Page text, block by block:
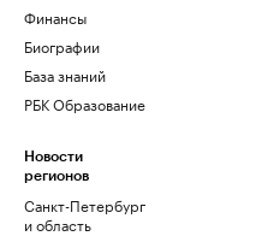
Финансы
Биографии
База знаний
РБК Образование
Новости
регионов
Санкт-Петербург
и область